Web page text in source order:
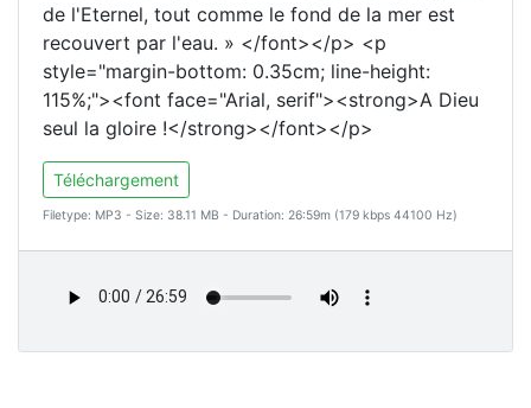
de l'Eternel, tout comme le fond de la mer est
recouvert par l'eau. » </font></p> <p
style="margin-bottom: 0.35cm; line-height:
115%;"><font face="Arial, serif"><strong>A Dieu
seul la gloire !</strong></font></p>
Téléchargement
Filetype: MP3 - Size: 38.11 MB - Duration: 26:59m (179 kbps 44100 Hz)